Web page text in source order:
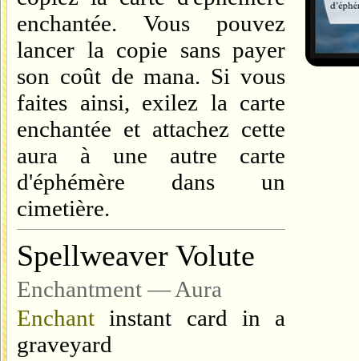
enchantée. Vous pouvez
lancer la copie sans payer
son coût de mana. Si vous
faites ainsi, exilez la carte
enchantée et attachez cette
aura à une autre carte
d'éphémère dans un
cimetière.
Spellweaver Volute
Enchantment — Aura
Enchant instant card in a
graveyard